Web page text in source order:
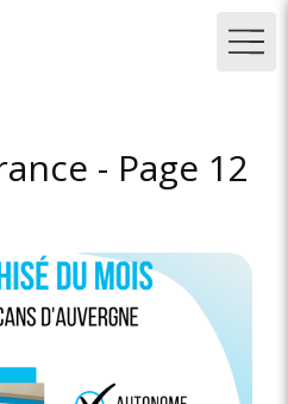
- Page 12